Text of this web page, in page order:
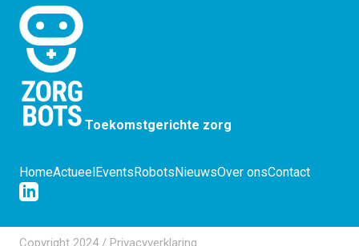
Toekomstgerichte zorg
HomeActueelEventsRobotsNieuwsOver onsContact
Copyright 2024 / Privacyverklaring